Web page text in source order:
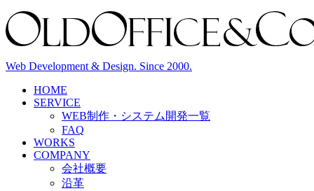
Web Development & Design. Since 2000.
HOME
SERVICE
WEB制作・システム開発一覧
FAQ
WORKS
COMPANY
会社概要
沿革